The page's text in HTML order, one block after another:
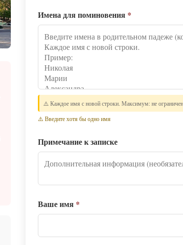
Имена для поминовения *
⚠️ Каждое имя с новой строки. Максимум: не
⚠️ Введите хотя бы одно имя
Примечание к записке
Ваше имя *